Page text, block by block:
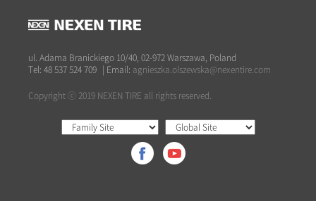
ul. Adama Branickiego 10/40, 02-972 Warszawa, Poland
Tel: 48 537 524 709 | Email: agnieszka.olszewska@nexentire.com
Copyright ⓒ 2019 NEXEN TIRE all rights reserved.